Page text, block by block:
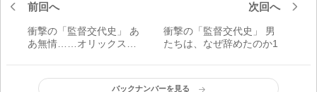
前回へ
衝撃の「監督交代史」 あ
あ無情……オリックスの
次回へ
衝撃の「監督交代史」 男
たちは、なぜ辞めたのか1
バックナンバーを見る